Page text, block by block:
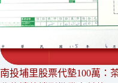
南投埔里股票代墊100萬：